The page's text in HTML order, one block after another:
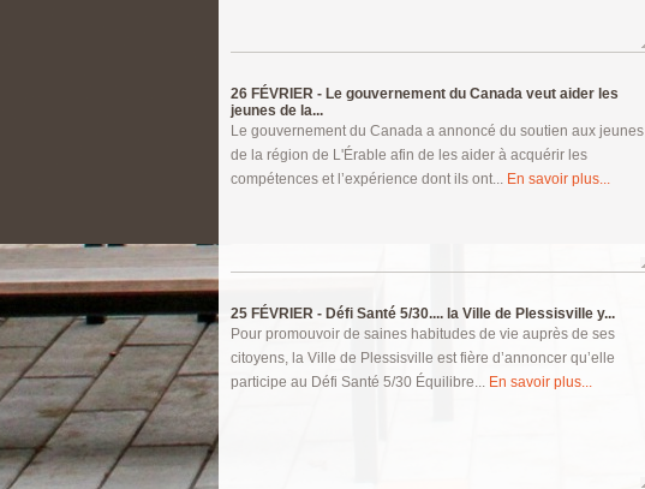
26 FÉVRIER - Le gouvernement du Canada veut aider les
jeunes de la...
Le gouvernement du Canada a annoncé du soutien aux jeunes
de la région de L'Érable afin de les aider à acquérir les
compétences et l’expérience dont ils ont... En savoir plus...
25 FÉVRIER - Défi Santé 5/30.... la Ville de Plessisville y...
Pour promouvoir de saines habitudes de vie auprès de ses
citoyens, la Ville de Plessisville est fière d’annoncer qu’elle
participe au Défi Santé 5/30 Équilibre... En savoir plus...